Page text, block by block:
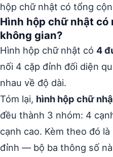
hộp chữ nhật có tổng
Hình hộp chữ nhật có
không gian?
Hình hộp chữ nhật có 4
nối 4 cặp đỉnh đối diện
nhau về độ dài.
Tóm lại, hình hộp chữ
đều thành 3 nhóm: 4
cạnh cao. Kèm theo đó
đỉnh — bộ ba thông số